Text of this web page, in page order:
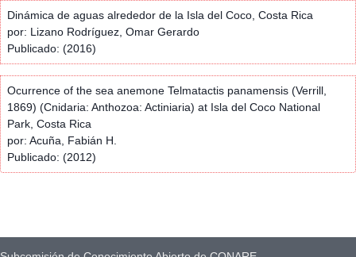
Dinámica de aguas alrededor de la Isla del Coco, Costa Rica
por: Lizano Rodríguez, Omar Gerardo
Publicado: (2016)
Ocurrence of the sea anemone Telmatactis panamensis (Verrill,
1869) (Cnidaria: Anthozoa: Actiniaria) at Isla del Coco National
Park, Costa Rica
por: Acuña, Fabián H.
Publicado: (2012)